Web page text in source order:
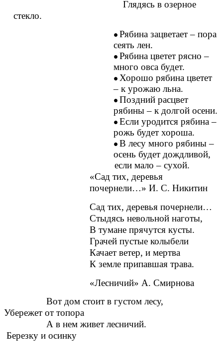
Глядясь в озерное
стекло.
Рябина зацветает – пора
сеять лен.
Рябина цветет рясно –
много овса будет.
Хорошо рябина цветет
– к урожаю льна.
Поздний расцвет
рябины – к долгой осени.
Если уродится рябина –
рожь будет хороша.
В лесу много рябины –
осень будет дождливой,
если мало – сухой.
«Сад тих, деревья
почернели…» И. С. Никитин
Сад тих, деревья почернели…
Стыдясь невольной наготы,
В тумане прячутся кусты.
Грачей пустые колыбели
Качает ветер, и мертва
К земле припавшая трава.
«Лесничий» А. Смирнова
Вот дом стоит в густом лесу,
Убережет от топора
А в нем живет лесничий.
Березку и осинку